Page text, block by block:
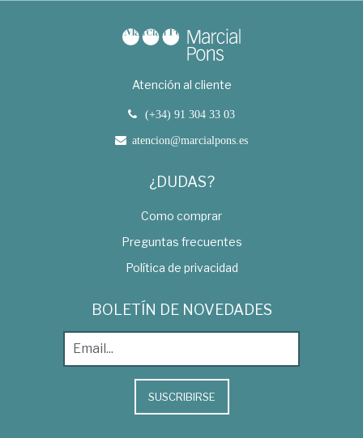
Atención al cliente
(+34) 91 304 33 03
atencion@marcialpons.es
¿DUDAS?
Como comprar
Preguntas frecuentes
Política de privacidad
BOLETÍN DE NOVEDADES
SUSCRIBIRSE